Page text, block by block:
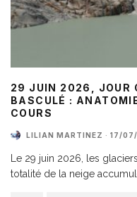
29 JUIN 2026, JOUR
BASCULÉ :
COURS
LILIAN MARTINEZ · 17/
Le 29 juin 2026, les
totalité de la neige